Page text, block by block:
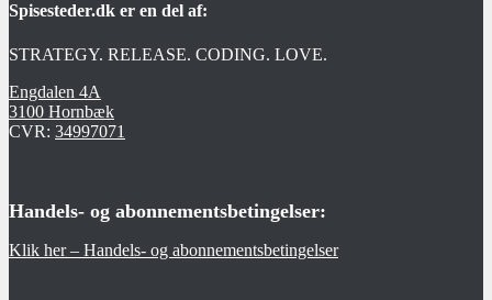
Spisesteder.dk er en del af:
STRATEGY. RELEASE. CODING. LOVE.
Engdalen 4A
3100 Hornbæk
CVR: 34997071
Handels- og abonnementsbetingelser:
Klik her – Handels- og abonnementsbetingelser